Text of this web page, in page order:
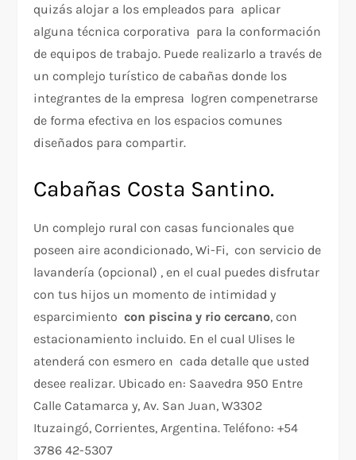
quizás alojar a los empleados para aplicar
alguna técnica corporativa para la conformación
de equipos de trabajo. Puede realizarlo a través de
un complejo turístico de cabañas donde los
integrantes de la empresa logren compenetrarse
de forma efectiva en los espacios comunes
diseñados para compartir.
Cabañas Costa Santino.
Un complejo rural con casas funcionales que
poseen aire acondicionado, Wi-Fi, con servicio de
lavandería (opcional) , en el cual puedes disfrutar
con tus hijos un momento de intimidad y
esparcimientocon piscina y rio cercano, con
estacionamiento incluido. En el cual Ulises le
atenderá con esmero en cada detalle que usted
desee realizar. Ubicado en: Saavedra 950 Entre
Calle Catamarca y, Av. San Juan, W3302
Ituzaingó, Corrientes, Argentina. Teléfono: +54
3786 42-5307